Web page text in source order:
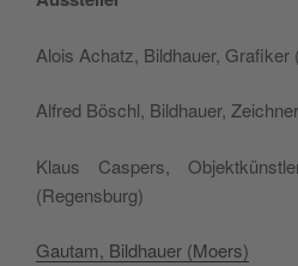
Alois Achatz, Bild­hauer, Grafik­er
Alfred Böschl, Bild­hauer,
Klaus Caspers,
(Regens­burg)
Gau­tam, Bild­hauer (Moers)